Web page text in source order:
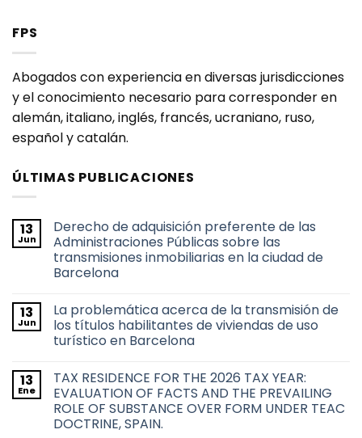
FPS
Abogados con experiencia en diversas jurisdicciones
y el conocimiento necesario para corresponder en
alemán, italiano, inglés, francés, ucraniano, ruso,
español y catalán.
ÚLTIMAS PUBLICACIONES
13
Jun
Derecho de adquisición preferente de las
Administraciones Públicas sobre las
transmisiones inmobiliarias en la ciudad de
Barcelona
comentarios
en
Derecho
de
de
las
Administraciones
Públicas
sobre
las
13
Jun
La problemática acerca de la transmisión de
los títulos habilitantes de viviendas de uso
turístico en Barcelona
comentarios
en
La
problemática
acerca
de
13
Ene
TAX RESIDENCE FOR THE 2026 TAX YEAR:
EVALUATION OF FACTS AND THE PREVAILING
ROLE OF SUBSTANCE OVER FORM UNDER TEAC
DOCTRINE, SPAIN.